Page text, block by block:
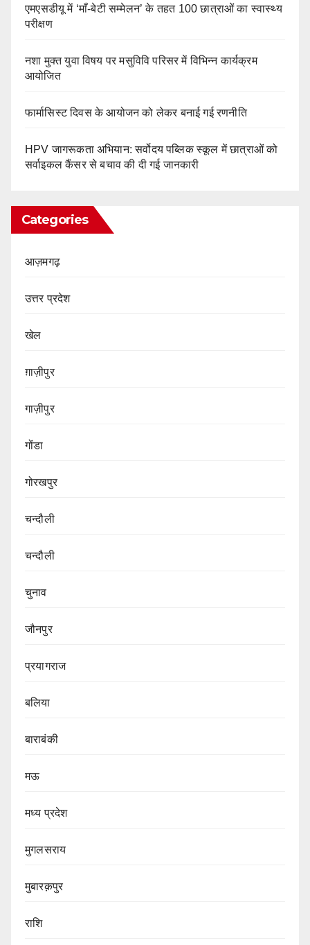
एमएसडीयू में ‘माँ-बेटी सम्मेलन’ के तहत 100 छात्राओं का स्वास्थ्य
परीक्षण
नशा मुक्त युवा विषय पर मसुविवि परिसर में विभिन्न कार्यक्रम
आयोजित
फार्मासिस्ट दिवस के आयोजन को लेकर बनाई गई रणनीति
HPV जागरूकता अभियान: सर्वोदय पब्लिक स्कूल में छात्राओं को
सर्वाइकल कैंसर से बचाव की दी गई जानकारी
Categories
आज़मगढ़
उत्तर प्रदेश
खेल
ग़ाज़ीपुर
गाज़ीपुर
गोंडा
गोरखपुर
चन्दौली
चन्दौली
चुनाव
जौनपुर
प्रयागराज
बलिया
बाराबंकी
मऊ
मध्य प्रदेश
मुगलसराय
मुबारक़पुर
राशि